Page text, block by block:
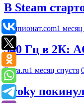
В Steam
Чемпионат.com1 месяц
540 Гц в 2К:
Ferra.ru1 месяц спустя
Broky